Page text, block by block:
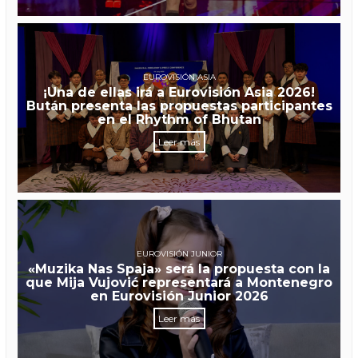
EUROVISIÓN ASIA
¡Una de ellas irá a Eurovisión Asia 2026!
Bután presenta las propuestas participantes
en el Rhythm of Bhutan
Leer más
EUROVISIÓN JUNIOR
«Muzika Nas Spaja» será la propuesta con la
que Mija Vujović representará a Montenegro
en Eurovisión Junior 2026
Leer más